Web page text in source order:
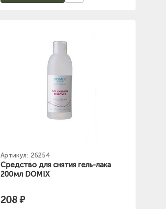
Артикул: 26254
Средство для снятия гель-лака
200мл DOMIX
208 ₽